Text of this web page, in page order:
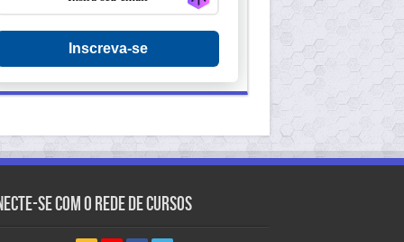
Inscreva-se
se com o Rede de Cursos